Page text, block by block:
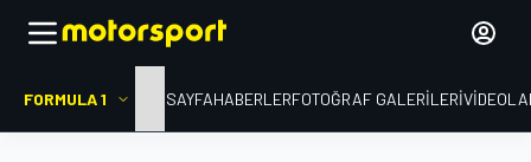
FORMULA 1 ANA SAYFAHABERLERFOTOĞRAF GALERILERI